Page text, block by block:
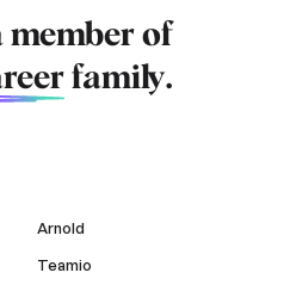
member of
family.
Arnold
Teamio